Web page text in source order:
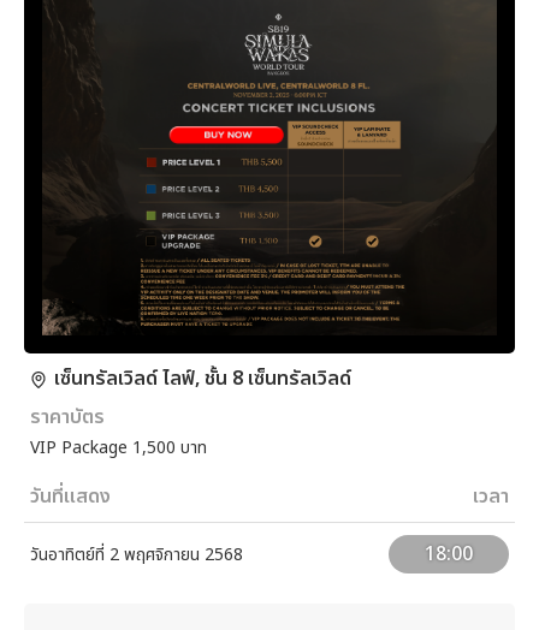
เซ็นทรัลเวิลด์ ไลฟ์, ชั้น 8 เซ็นทรัลเวิลด์
ราคาบัตร
VIP Package 1,500 บาท
วันที่แสดง เวลา
วันอาทิตย์ที่ 2 พฤศจิกายน 2568 18:00